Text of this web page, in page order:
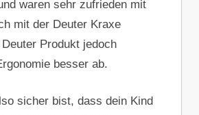
waren sehr zufrieden mit
mit der Deuter Kraxe
Produkt jedoch
besser ab.
sicher bist, dass dein Kind